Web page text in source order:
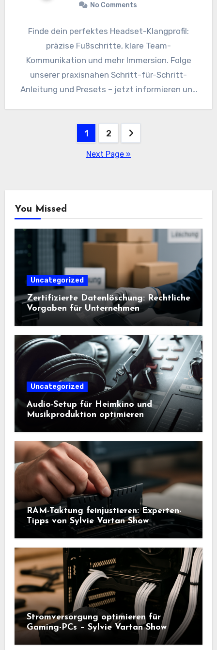
No Comments
Finde dein perfektes Headset-Klangprofil:
präzise Fußschritte, klare Team-
Kommunikation und mehr Immersion. Folge
unserer praxisnahen Schritt-für-Schritt-
Anleitung und Presets – jetzt informieren und
1 2
Next Page »
You Missed
Uncategorized
Zertifizierte Datenlöschung: Rechtliche
Vorgaben für Unternehmen
Uncategorized
Audio-Setup für Heimkino und
Musikproduktion optimieren
RAM-Taktung feinjustieren: Experten-
Tipps von Sylvie Vartan Show
Stromversorgung optimieren für
Gaming-PCs – Sylvie Vartan Show